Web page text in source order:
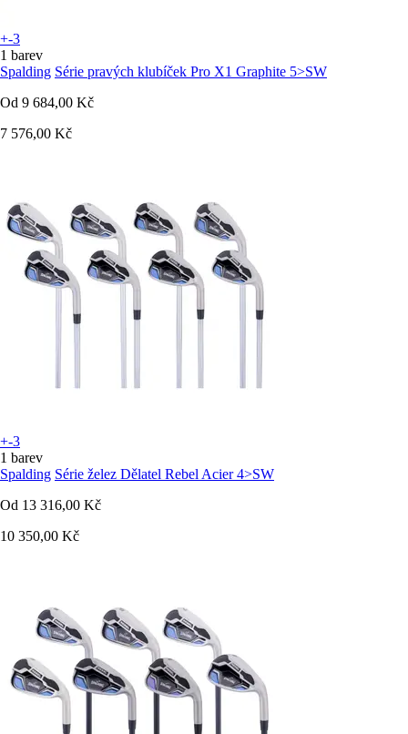
+-3
1 barev
Spalding Série pravých klubíček Pro X1 Graphite 5>SW
Od 9 684,00 Kč
7 576,00 Kč
+-3
1 barev
Spalding Série želez Dělatel Rebel Acier 4>SW
Od 13 316,00 Kč
10 350,00 Kč